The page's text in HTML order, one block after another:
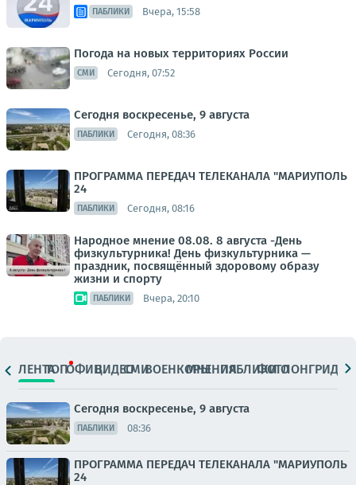
ПАБЛИКИ Вчера, 15:58
Погода на новых территориях России
СМИ Сегодня, 07:52
Сегодня воскресенье, 9 августа
ПАБЛИКИ Сегодня, 08:36
ПРОГРАММА ПЕРЕДАЧ ТЕЛЕКАНАЛА "МАРИУПОЛЬ
24
ПАБЛИКИ Сегодня, 08:16
Народное мнение 08.08. 8 августа -День
физкультурника! День физкультурника —
праздник, посвящённый здоровому образу
жизни и спорту
ПАБЛИКИ Вчера, 20:10
ЛЕНТАТОПОФИЦ.ВИДЕОСМИВОЕНКОРЫМНЕНИЯПАБЛИКИ
ФОТОЛОНГРИДЫ
Сегодня воскресенье, 9 августа
ПАБЛИКИ 08:36
ПРОГРАММА ПЕРЕДАЧ ТЕЛЕКАНАЛА "МАРИУПОЛЬ
24